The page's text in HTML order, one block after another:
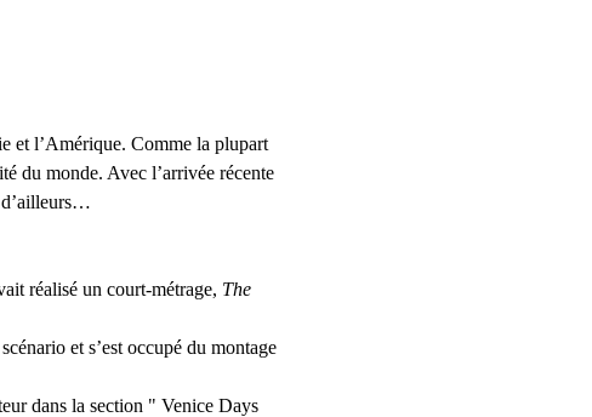
et l’Amérique. Comme la plupart
du monde. Avec l’arrivée récente
d’ailleurs…
réalisé un court-métrage, The
et s’est occupé du montage
dans la section " Venice Days